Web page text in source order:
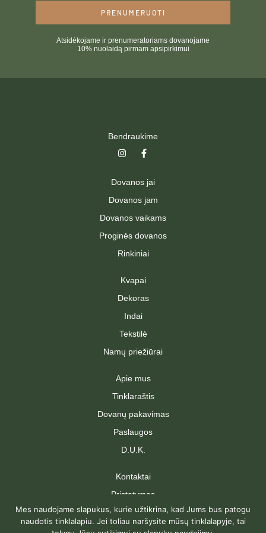
PRENUMERUOTI
Atsidėkojame ir prenumeratoriams dovanojame
10% nuolaidą pirmam apsipirkimui
Bendraukime
n
a
r
m
F
a
b
o
-
Dovanos jai
Dovanos jam
Dovanos vaikams
Proginės dovanos
Rinkiniai
Kvapai
Dekoras
Indai
Tekstilė
Namų priežiūrai
Apie mus
Tinklaraštis
Dovanų pakavimas
Paslaugos
D.U.K.
Kontaktai
Pristatymas
Grąžinimas
Pirkimo taisyklės
Mes naudojame slapukus, kurie užtikrina, kad Jums bus patogu
naudotis tinklalapiu. Jei toliau naršysite mūsų tinklalapyje, tai